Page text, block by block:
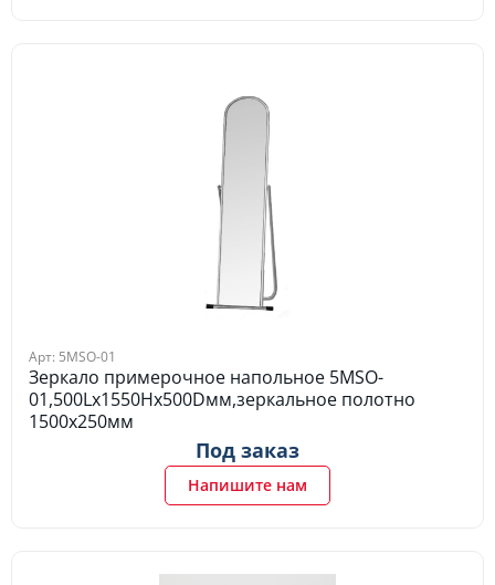
Арт: 5MSO-01
Зеркало примерочное напольное 5MSO-
01,500Lх1550Hх500Dмм,зеркальное полотно
1500х250мм
Под заказ
Напишите нам